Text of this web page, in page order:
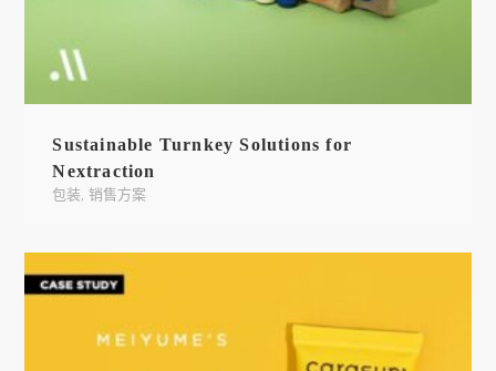
Sustainable Turnkey Solutions for
Nextraction
包装 销售方案